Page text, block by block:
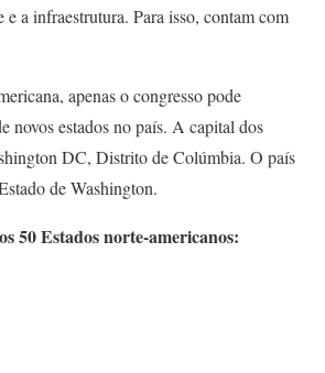
e a infraestrutura. Para isso, contam com
apenas o congresso pode
novos estados no país. A capital dos
DC, Distrito de Colúmbia. O país
de Washington.
50 Estados norte-americanos: